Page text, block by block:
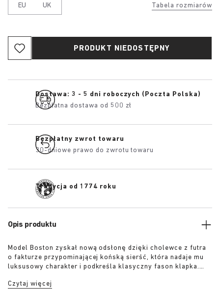
Tabela rozmiarów
EU UK
PRODUKT NIEDOSTĘPNY
Dostawa: 3 - 5 dni roboczych (Poczta Polska)
Bezpłatna dostawa od 500 zł
Bezpłatny zwrot towaru
30-dniowe prawo do zwrotu towaru
Tradycja od 1774 roku
Opis produktu
Model Boston zyskał nową odsłonę dzięki cholewce z futra
o fakturze przypominającej końską sierść, która nadaje mu
luksusowy charakter i podkreśla klasyczny fason klapka.
w panterkę oraz w czerni – wyróżnia się ekskluzywną
Czytaj więcej